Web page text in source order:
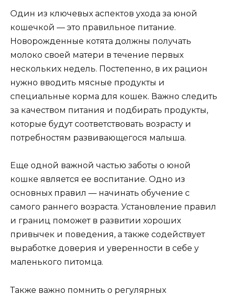
Один из ключевых аспектов ухода за юной
кошечкой — это правильное питание.
Новорожденные котята должны получать
молоко своей матери в течение первых
нескольких недель. Постепенно, в их рацион
нужно вводить мясные продукты и
специальные корма для кошек. Важно следить
за качеством питания и подбирать продукты,
которые будут соответствовать возрасту и
потребностям развивающегося малыша.
Еще одной важной частью заботы о юной
кошке является ее воспитание. Одно из
основных правил — начинать обучение с
самого раннего возраста. Установление правил
и границ поможет в развитии хороших
привычек и поведения, а также содействует
выработке доверия и уверенности в себе у
маленького питомца.
Также важно помнить о регулярных